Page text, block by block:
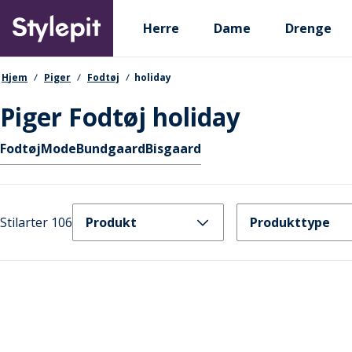
main
content
Primary departments
Herre Dame Drenge
navigationssti
Hjem Piger Fodtøj holiday
Piger Fodtøj holiday
Hurtige links
FodtøjModeBundgaardBisgaard
Stilarter 106 Produkt Produkttype